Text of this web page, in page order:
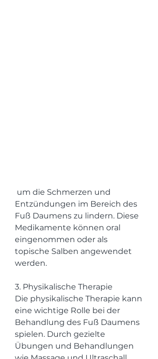
Entzündungen im Bereich des
Fuß Daumens zu lindern. Diese
Medikamente können oral
eingenommen oder als
topische Salben angewendet
werden.
3. Physikalische Therapie
Die physikalische Therapie kann
eine wichtige Rolle bei der
Behandlung des Fuß Daumens
spielen. Durch gezielte
Übungen und Behandlungen